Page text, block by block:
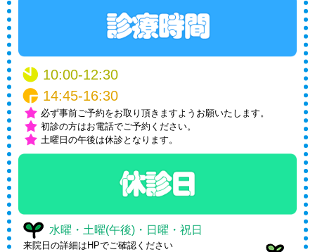
10:00-12:30
14:45-16:30
必ず事前ご予約をお取り頂きますようお願いたします。
初診の方はお電話でご予約ください。
土曜日の午後は休診となります。
水曜・土曜(午後)・日曜・祝日
来院日の詳細はHPでご確認ください